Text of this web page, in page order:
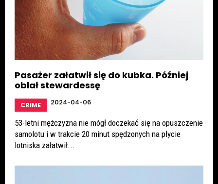
Pasażer załatwił się do kubka. Później
oblał stewardessę
CRIME 2024-04-06
53-letni mężczyzna nie mógł doczekać się na opuszczenie
samolotu i w trakcie 20 minut spędzonych na płycie
lotniska załatwił...